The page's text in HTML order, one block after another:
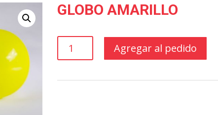
GLOBO AMARILLO
AMARILLO
Agregar al pedido